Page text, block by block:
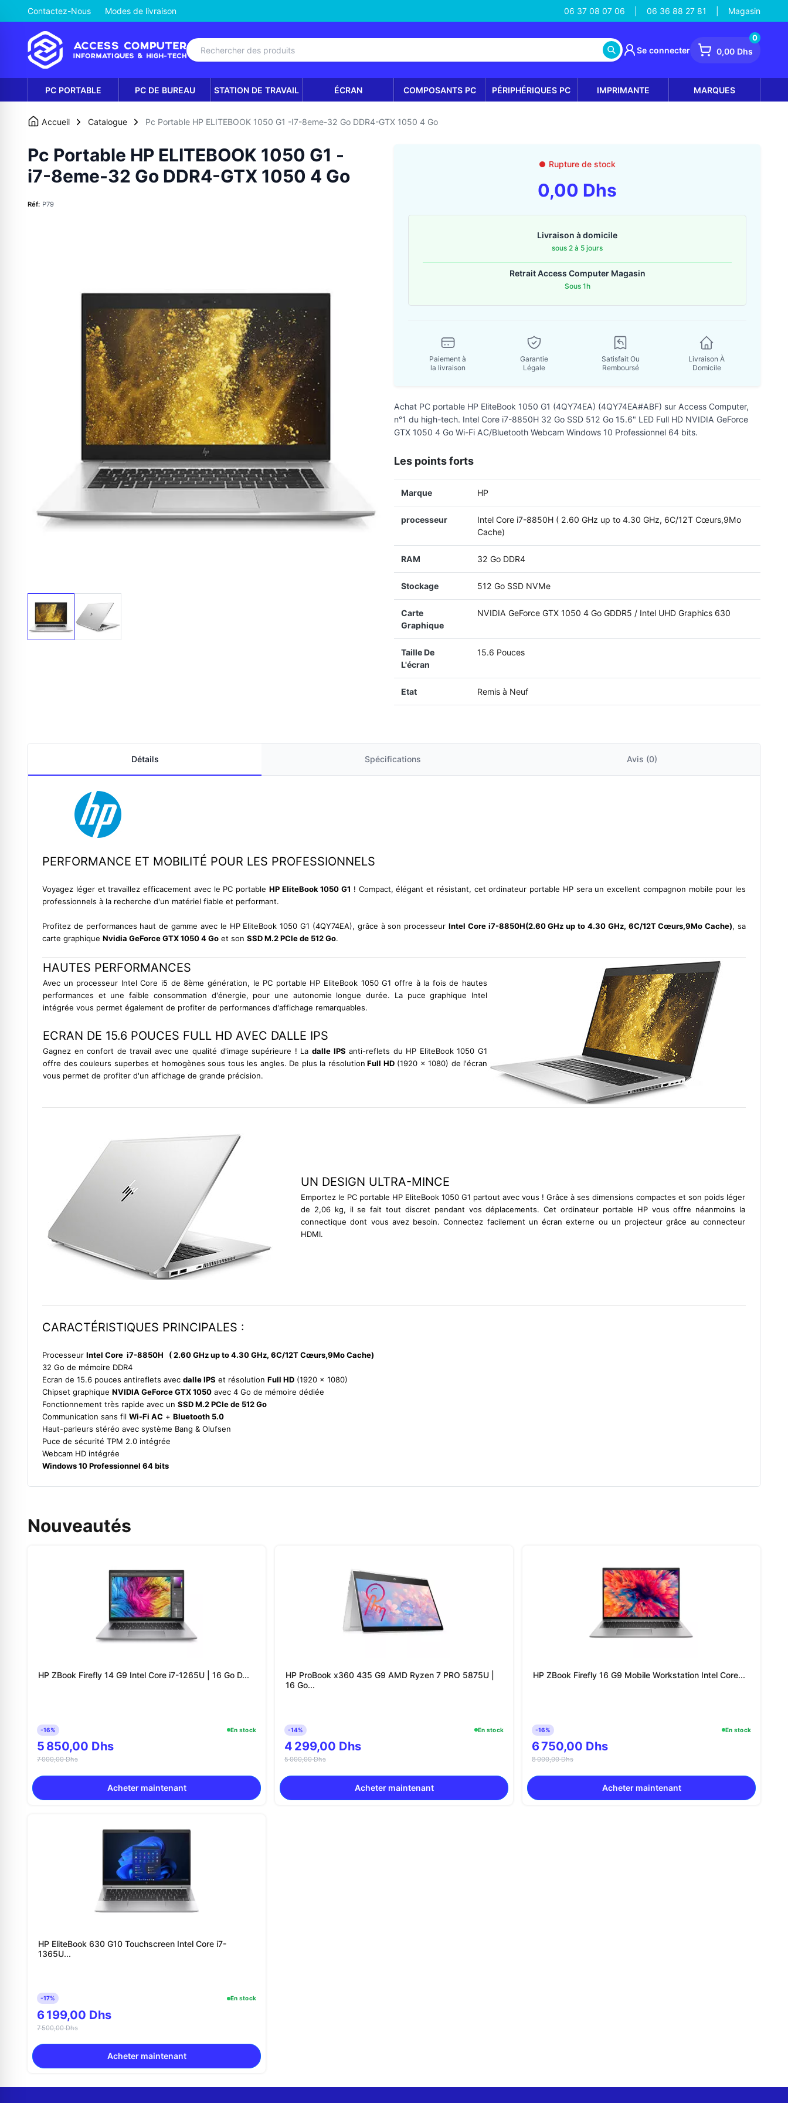
Contactez-Nous Modes de livraison 06 37 08 07 06 06 36 88 27 81 Magasin
Se connecter 0,00 Dhs
0
PC PORTABLE PC DE BUREAU STATION DE TRAVAIL ÉCRAN COMPOSANTS PC PÉRIPHÉRIQUES PC IMPRIMANTE MARQUES
Accueil Catalogue Pc Portable HP ELITEBOOK 1050 G1 -i7-8eme-32 Go DDR4-GTX 1050 4 Go
Pc Portable HP ELITEBOOK 1050 G1 -
i7-8eme-32 Go DDR4-GTX 1050 4 Go
Réf: P79
Rupture de stock
0,00 Dhs
Livraison à domicile
sous 2 à 5 jours
Retrait Access Computer Magasin
Sous 1h
Paiement à
la livraison
Garantie
Légale
Satisfait Ou
Remboursé
Livraison À
Domicile
Achat PC portable HP EliteBook 1050 G1 (4QY74EA) (4QY74EA#ABF) sur Access Computer,
n°1 du high-tech. Intel Core i7-8850H 32 Go SSD 512 Go 15.6" LED Full HD NVIDIA GeForce
GTX 1050 4 Go Wi-Fi AC/Bluetooth Webcam Windows 10 Professionnel 64 bits.
Les points forts
Marque HP
processeur
Intel Core i7-8850H ( 2.60 GHz up to 4.30 GHz, 6C/12T Cœurs,9Mo
Cache)
RAM 32 Go DDR4
Stockage 512 Go SSD NVMe
Carte
Graphique
NVIDIA GeForce GTX 1050 4 Go GDDR5 / Intel UHD Graphics 630
Taille De
L'écran
15.6 Pouces
Etat Remis à Neuf
Détails Spécifications Avis (0)
PERFORMANCE ET MOBILITÉ POUR LES PROFESSIONNELS
Voyagez léger et travaillez efficacement avec le PC portable HP EliteBook 1050 G1 ! Compact, élégant et résistant, cet ordinateur portable HP sera un excellent compagnon mobile pour les
professionnels à la recherche d'un matériel fiable et performant.
Profitez de performances haut de gamme avec le HP EliteBook 1050 G1 (4QY74EA), grâce à son processeur Intel Core i7-8850H(2.60 GHz up to 4.30 GHz, 6C/12T Cœurs,9Mo Cache), sa
carte graphique Nvidia GeForce GTX 1050 4 Go et son SSD M.2 PCIe de 512 Go.
HAUTES PERFORMANCES
Avec un processeur Intel Core i5 de 8ème génération, le PC portable HP EliteBook 1050 G1 offre à la fois de hautes
performances et une faible consommation d'énergie, pour une autonomie longue durée. La puce graphique Intel
intégrée vous permet également de profiter de performances d'affichage remarquables.
ECRAN DE 15.6 POUCES FULL HD AVEC DALLE IPS
Gagnez en confort de travail avec une qualité d'image supérieure ! La dalle IPS anti-reflets du HP EliteBook 1050 G1
offre des couleurs superbes et homogènes sous tous les angles. De plus la résolution Full HD(1920 x 1080) de l'écran
vous permet de profiter d'un affichage de grande précision.
UN DESIGN ULTRA-MINCE
Emportez le PC portable HP EliteBook 1050 G1 partout avec vous ! Grâce à ses dimensions compactes et son poids léger
de 2,06 kg, il se fait tout discret pendant vos déplacements. Cet ordinateur portable HP vous offre néanmoins la
connectique dont vous avez besoin. Connectez facilement un écran externe ou un projecteur grâce au connecteur
HDMI.
CARACTÉRISTIQUES PRINCIPALES :
Processeur Intel Core i7-8850H ( 2.60 GHz up to 4.30 GHz, 6C/12T Cœurs,9Mo Cache)
32 Go de mémoire DDR4
Ecran de 15.6 pouces antireflets avec dalle IPS et résolution Full HD (1920 x 1080)
Chipset graphique NVIDIA GeForce GTX 1050 avec 4 Go de mémoire dédiée
Fonctionnement très rapide avec un SSD M.2 PCIe de 512 Go
Communication sans fil Wi-Fi AC + Bluetooth 5.0
Haut-parleurs stéréo avec système Bang & Olufsen
Puce de sécurité TPM 2.0 intégrée
Webcam HD intégrée
Windows 10 Professionnel 64 bits
Nouveautés
HP ZBook Firefly 14 G9 Intel Core i7-1265U | 16 Go D...
-16% En stock
5 850,00 Dhs
7 000,00 Dhs
Acheter maintenant
HP ProBook x360 435 G9 AMD Ryzen 7 PRO 5875U |
16 Go...
-14% En stock
4 299,00 Dhs
5 000,00 Dhs
Acheter maintenant
HP ZBook Firefly 16 G9 Mobile Workstation Intel Core...
-16% En stock
6 750,00 Dhs
8 000,00 Dhs
Acheter maintenant
HP EliteBook 630 G10 Touchscreen Intel Core i7-
1365U...
-17% En stock
6 199,00 Dhs
7 500,00 Dhs
Acheter maintenant